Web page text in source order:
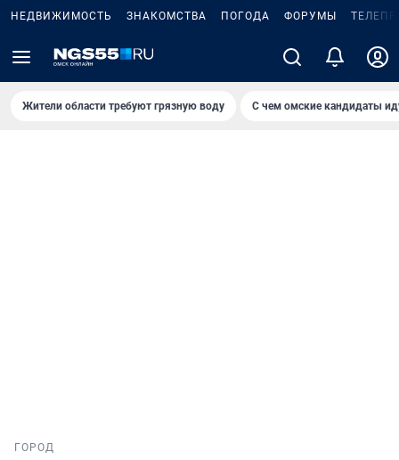
НЕДВИЖИМОСТЬ ЗНАКОМСТВА ПОГОДА ФОРУМЫ
Жители области требуют грязную воду С чем омские кандидаты
ГОРОД